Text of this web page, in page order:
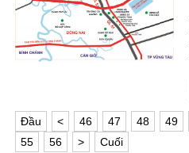
Ðầu < 46 47 48 49
55
56 > Cuối